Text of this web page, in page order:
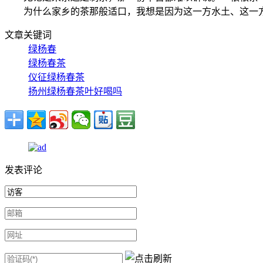
为什么家乡的茶那般适口，我想是因为这一方水土、这一
文章关键词
绿杨春
绿杨春茶
仪征绿杨春茶
扬州绿杨春茶叶好喝吗
发表评论